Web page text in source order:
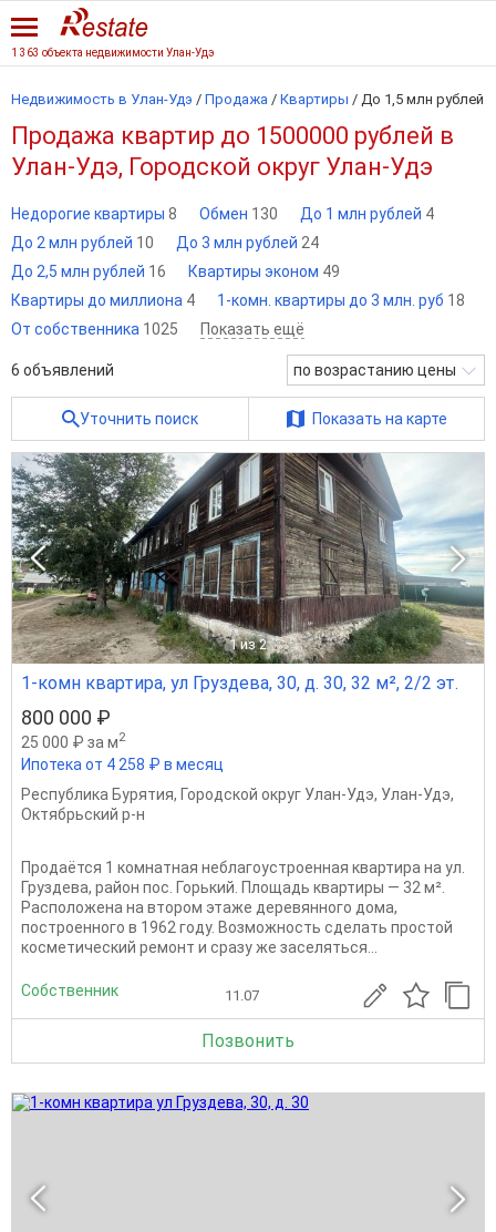
1 363 объекта недвижимости Улан-Удэ
Недвижимость в Улан-Удэ / Продажа / Квартиры / До 1,5 млн рублей
Продажа квартир до 1500000 рублей в
Улан-Удэ, Городской округ Улан-Удэ
Недорогие квартиры 8 Обмен 130 До 1 млн рублей 4
До 2 млн рублей 10 До 3 млн рублей 24
До 2,5 млн рублей 16 Квартиры эконом 49
Квартиры до миллиона 4 1-комн. квартиры до 3 млн. руб 18
От собственника 1025 Показать ещё
6 объявлений по возрастанию цены
Уточнить поиск Показать на карте
1 из 2
1-комн квартира, ул Груздева, 30, д. 30, 32 м², 2/2 эт.
800 000 ₽
25 000 ₽ за м2
Ипотека от 4 258 ₽ в месяц
Республика Бурятия, Городской округ Улан-Удэ, Улан-Удэ,
Октябрьский р-н
Продаётся 1 комнатная неблагоустроенная квартира на ул.
Груздева, район пос. Горький. Площадь квартиры — 32 м².
Расположена на втором этаже деревянного дома,
построенного в 1962 году. Возможность сделать простой
косметический ремонт и сразу же заселяться...
Собственник 11.07
Позвонить